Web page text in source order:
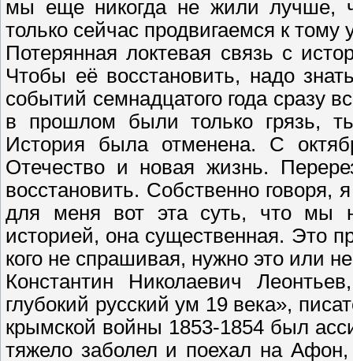
мы еще никогда не жили лучше,
только сейчас продвигаемся к тому
Потерянная локтевая связь с
Чтобы её восстановить, надо
событий семнадцатого года
в прошлом были только грязь,
История была отменена. С
Отечество и новая жизнь.
восстановить. Собственно
для меня вот эта суть, что мы
историей, она существенная. Это
кого не спрашивая, нужно это или
Константин Николаевич
глубокий русский ум 19 века»,
крымской войны 1853-1854 был
тяжело заболел и поехал на